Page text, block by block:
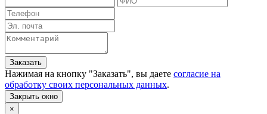
Заказать
Нажимая на кнопку "Заказать", вы даете согласие на
обработку своих персональных данных.
Закрыть окно
×